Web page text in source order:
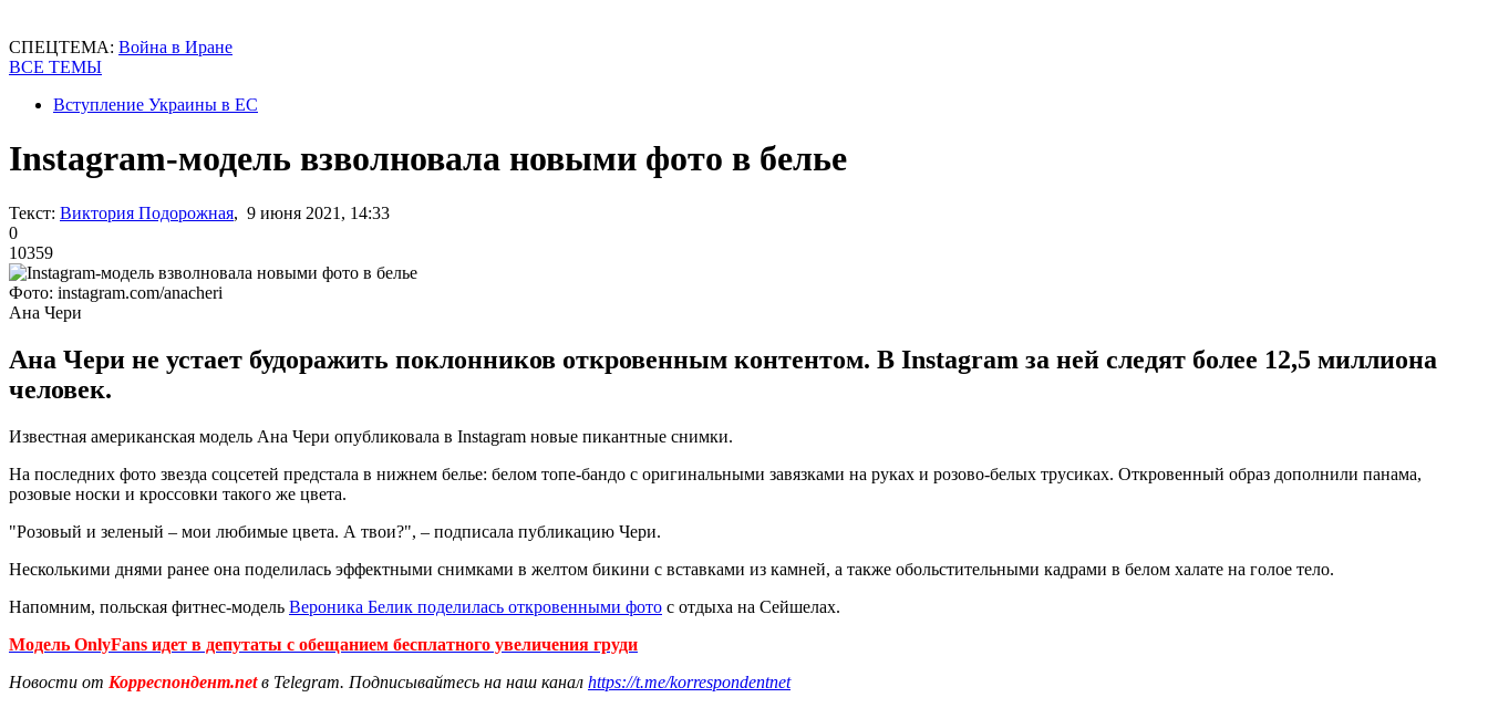
СПЕЦТЕМА: Война в Иране
ВСЕ ТЕМЫ
Вступление Украины в ЕС
Instagram-модель взволновала новыми фото в белье
Текст: Виктория Подорожная, 9 июня 2021, 14:33
0
10359
Фото: instagram.com/anacheri
Ана Чери
Ана Чери не устает будоражить поклонников откровенным контентом. В Instagram за ней следят более 12,5 миллиона
человек.
Известная американская модель Ана Чери опубликовала в Instagram новые пикантные снимки.
На последних фото звезда соцсетей предстала в нижнем белье: белом топе-бандо с оригинальными завязками на руках и розово-белых трусиках. Откровенный образ дополнили панама,
розовые носки и кроссовки такого же цвета.
"Розовый и зеленый – мои любимые цвета. А твои?", – подписала публикацию Чери.
Несколькими днями ранее она поделилась эффектными снимками в желтом бикини с вставками из камней, а также обольстительными кадрами в белом халате на голое тело.
Напомним, польская фитнес-модель Вероника Белик поделилась откровенными фото с отдыха на Сейшелах.
Модель OnlyFans идет в депутаты с обещанием бесплатного увеличения груди
Новости от Корреспондент.netв Telegram. Подписывайтесь на наш канал https://t.me/korrespondentnet